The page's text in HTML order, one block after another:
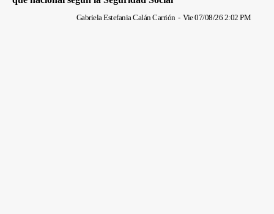
Gabriela Estefania Calán Carrión - Vie 07/08/26 2:02 PM